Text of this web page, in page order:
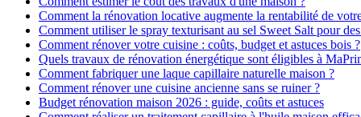
Comment la rénovation locative augmente la rentabilité de
Comment utiliser le spray texturisant au sel Sweet Salt pour
Comment rénover votre cuisine : coûts, budget et astuces bois ?
Quels travaux de rénovation énergétique sont éligibles à
Comment fabriquer une laque capillaire naturelle maison ?
Comment rénover une cuisine ancienne sans se ruiner ?
Budget rénovation maison 2026 : guide, coûts et astuces